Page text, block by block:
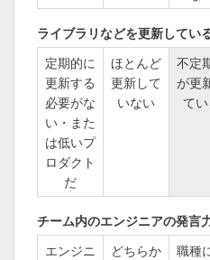
ライブラリなどを更新してい
定期的に
更新する
必要がな
い・また
は低いプ
ロダクト
だ
ほとんど
更新して
いない
不定
が更
て
チーム内のエンジニアの発言
エンジニ
どちらか
職種